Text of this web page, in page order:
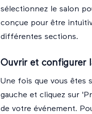
sélectionnez le salon
conçue pour être
différentes sections.
Ouvrir et configurer
Une fois que vous êtes
gauche et cliquez sur
de votre événement.